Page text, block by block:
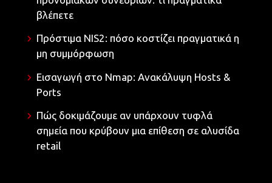
βλέπετε
Πρόστιμα NIS2: πόσο κοστίζει πραγματικά η
μη συμμόρφωση
Εισαγωγή στο Nmap: Ανακάλυψη Hosts &
Ports
Πώς δοκιμάζουμε αν υπάρχουν τυφλά
σημεία που κρύβουν μια επίθεση σε αλυσίδα
retail